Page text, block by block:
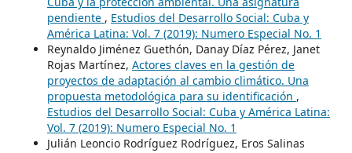
pendiente , Estudios del Desarrollo Social: Cuba y
América Latina: Vol. 7 (2019): Numero Especial No. 1
Reynaldo Jiménez Guethón, Danay Díaz Pérez, Janet
Rojas Martínez, Actores claves en la gestión de
proyectos de adaptación al cambio climático. Una
propuesta metodológica para su identificación ,
Estudios del Desarrollo Social: Cuba y América Latina:
Vol. 7 (2019): Numero Especial No. 1
Julián Leoncio Rodríguez Rodríguez, Eros Salinas